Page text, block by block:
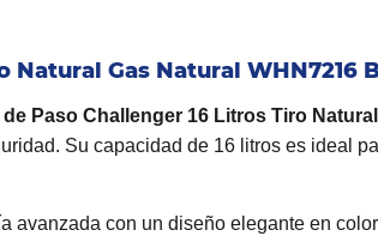
Gas Natural WHN7216
Paso Challenger 16 Litros Tiro
Su capacidad de 16 litros es ideal
avanzada con un diseño elegante en